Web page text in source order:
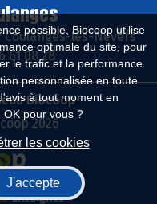
possible, Biocoop utilise
optimale du site, pour
le trafic et la performance
personnalisée en toute
à tout moment en
OK pour vous ?
les cookies
J'accepte
lès-Nevers
61 08 28
Biocoop
2026